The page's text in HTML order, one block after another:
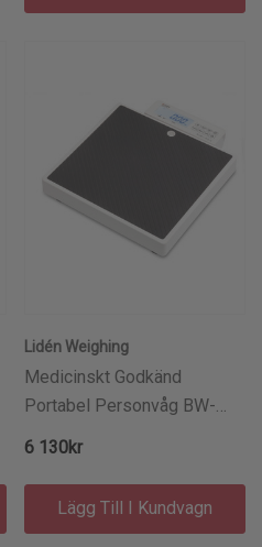
Lidén Weighing
Medicinskt Godkänd
Portabel Personvåg BW-
0520 LIDÉN Medical
6 130kr
Lägg Till I Kundvagn